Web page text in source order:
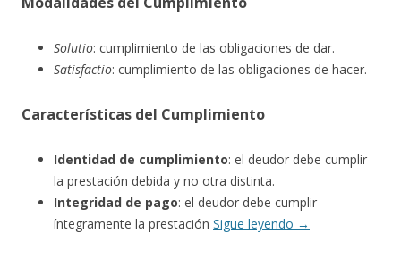
Solutio: cumplimiento de las obligaciones de dar.
Satisfactio: cumplimiento de las obligaciones de hacer.
Características del Cumplimiento
Identidad de cumplimiento: el deudor debe cumplir
la prestación debida y no otra distinta.
Integridad de pago: el deudor debe cumplir
íntegramente la prestación Sigue leyendo →